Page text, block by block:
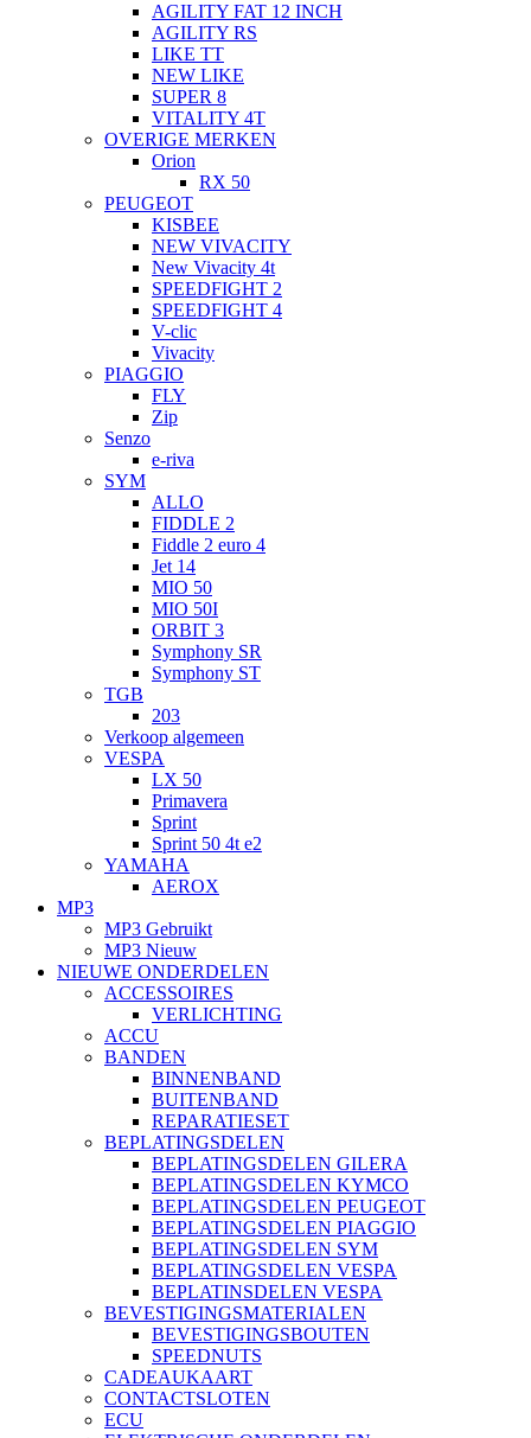
AGILITY FAT 12 INCH
AGILITY RS
LIKE TT
NEW LIKE
SUPER 8
VITALITY 4T
OVERIGE MERKEN
Orion
RX 50
PEUGEOT
KISBEE
NEW VIVACITY
New Vivacity 4t
SPEEDFIGHT 2
SPEEDFIGHT 4
V-clic
Vivacity
PIAGGIO
FLY
Zip
Senzo
e-riva
SYM
ALLO
FIDDLE 2
Fiddle 2 euro 4
Jet 14
MIO 50
MIO 50I
ORBIT 3
Symphony SR
Symphony ST
TGB
203
Verkoop algemeen
VESPA
LX 50
Primavera
Sprint
Sprint 50 4t e2
YAMAHA
AEROX
MP3
MP3 Gebruikt
MP3 Nieuw
NIEUWE ONDERDELEN
ACCESSOIRES
VERLICHTING
ACCU
BANDEN
BINNENBAND
BUITENBAND
REPARATIESET
BEPLATINGSDELEN
BEPLATINGSDELEN GILERA
BEPLATINGSDELEN KYMCO
BEPLATINGSDELEN PEUGEOT
BEPLATINGSDELEN PIAGGIO
BEPLATINGSDELEN SYM
BEPLATINGSDELEN VESPA
BEPLATINSDELEN VESPA
BEVESTIGINGSMATERIALEN
BEVESTIGINGSBOUTEN
SPEEDNUTS
CADEAUKAART
CONTACTSLOTEN
ECU